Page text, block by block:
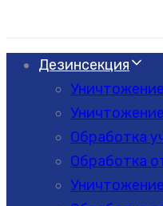
Дезинсекция
Обработка
Обработка